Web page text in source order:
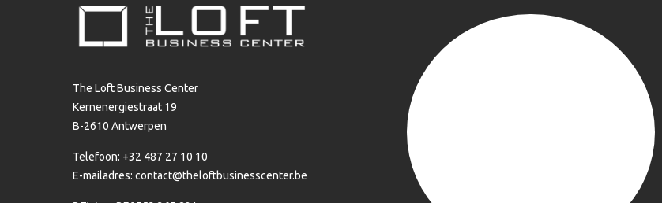
The Loft Business Center
Kernenergiestraat 19
B-2610 Antwerpen
Telefoon: +32 487 27 10 10
E-mailadres: contact@theloftbusinesscenter.be